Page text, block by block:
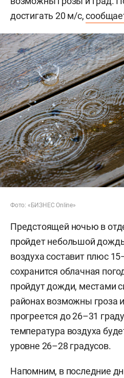
достигать 20 м/с,
Фото: «БИЗНЕС Online»
Предстоящей ночью в
пройдет небольшой
воздуха составит плюс
сохранится облачная
пройдут дожди, местами
районах возможны гроза
прогреется до 26–31
температура воздуха
уровне 26–28 градусов.
Напомним, в последние